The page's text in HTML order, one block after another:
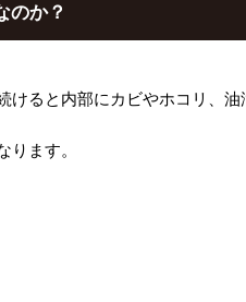
のか？
けると内部に カビやホコリ、油
ます。